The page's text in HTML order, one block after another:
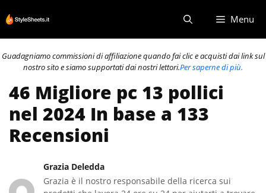
al
contenuto
Menu
Guadagniamo commissioni di affiliazione quando fai clic e acquisti dai link sul
nostro sito e siamo supportati dai nostri lettori.Per saperne di più.
46 Migliore pc 13 pollici
nel 2024 In base a 133
Recensioni
Grazia Deledda
Grazia è il nostro responsabile della ricerca sui